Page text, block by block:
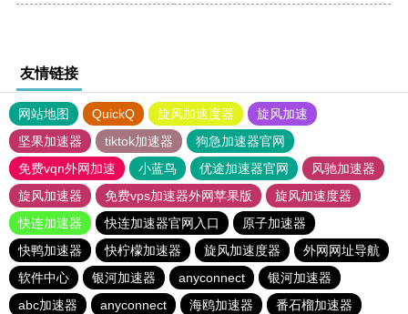
友情链接
网站地图 QuickQ 旋风加速度器
旋风加速
坚果加速器
tiktok加速器
狗急加速器官网
免费vqn外网加速
小蓝鸟 优途加速器官网
风驰加速器
旋风加速器
免费vps加速器外网苹果版
旋风加速度器
快连加速器
快连加速器官网入口
原子加速器
快鸭加速器
快柠檬加速器 旋风加速度器
外网网址导航
软件中心
银河加速器 anyconnect
银河加速器
abc加速器
anyconnect 海鸥加速器
番石榴加速器